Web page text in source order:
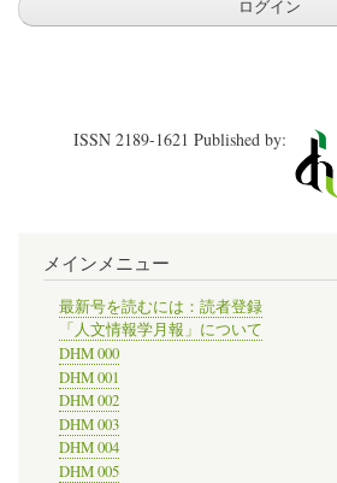
ISSN 2189-1621 Published by:
メインメニュー
最新号を読むには：読者登録
「人文情報学月報」について
DHM 000
DHM 001
DHM 002
DHM 003
DHM 004
DHM 005